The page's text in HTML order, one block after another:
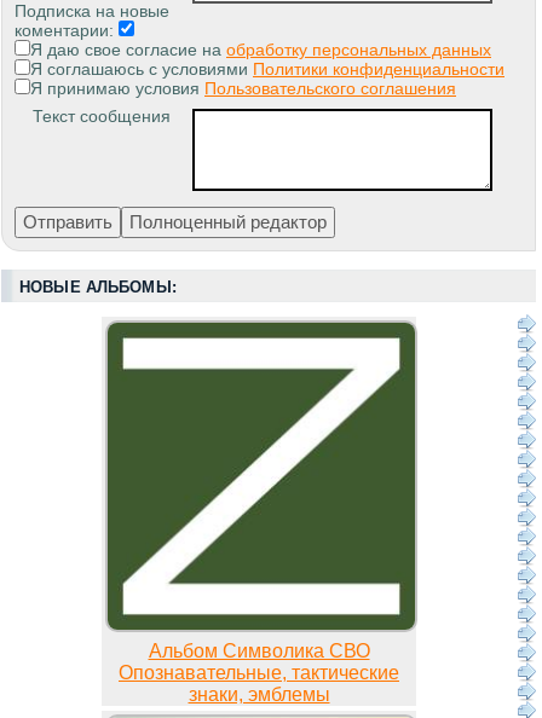
Подписка на новые
коментарии:
Я даю свое согласие на обработку персональных данных
Я соглашаюсь с условиями Политики конфиденциальности
Я принимаю условия Пользовательского соглашения
Текст сообщения
НОВЫЕ АЛЬБОМЫ:
Альбом Символика СВО
Опознавательные, тактические
знаки, эмблемы